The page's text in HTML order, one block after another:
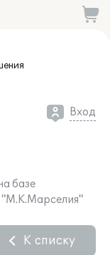
Вход
базе
"М.К.Марселия"
К списку